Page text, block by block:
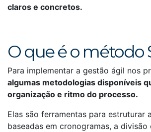
claros e concretos.
O que é o método
Para implementar a gestão ágil nos
algumas metodologias disponíveis
organização e ritmo do processo.
Elas são ferramentas para estruturar
baseadas em cronogramas, a divisão